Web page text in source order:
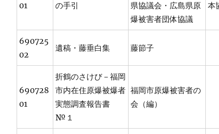
01
の手引
県協議会・広島県原
爆被害者団体協議
本
690725
02
遺稿・藤垂白集 藤節子
690728
01
折鶴のさけび－福岡
市内在住原爆被爆者
実態調査報告書
№１
福岡市原爆被害者の
会（編）